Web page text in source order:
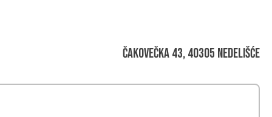
Čakovečka 43, 40305 Nedelišće